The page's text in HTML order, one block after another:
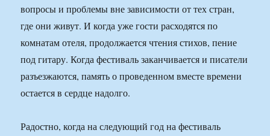
вопросы и проблемы вне зависимости от тех стран,
где они живут. И когда уже гости расходятся по
комнатам отеля, продолжается чтения стихов, пение
под гитару. Когда фестиваль заканчивается и писатели
разъезжаются, память о проведенном вместе времени
остается в сердце надолго.
Радостно, когда на следующий год на фестиваль